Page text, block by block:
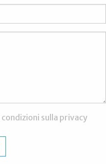
condizioni sulla privacy